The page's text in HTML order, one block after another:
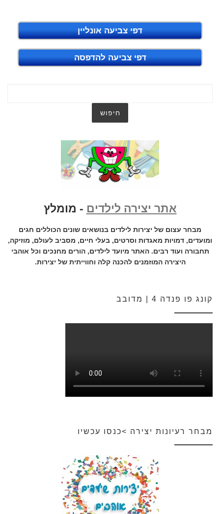
דפי צביעה אונליין
דפי צביעה להדפסה
אתר יצירה לילדים - מומלץ
מבחר עצום של יצירות לילדים בנושאים שונים הכוללים חגים
ומועדים, דמויות מאגדות וסרטים, בעלי חיים, מסביב לעולם, מוזיקה,
תחבורה ועוד רבים. האתר מיועד לילדים, הורים מחנכים וכל אוהבי
היצירה המוזמנים להכנה קלה וחווייתית של יצירות.
קונג פו פנדה 4 | מדובב
מבחר רעיונות יצירה >כנסו עכשיו